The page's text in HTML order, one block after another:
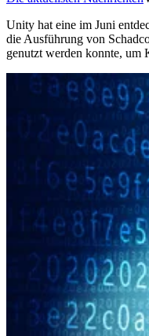
Unity hat eine im Juni
die Ausführung von
genutzt werden konnte, um